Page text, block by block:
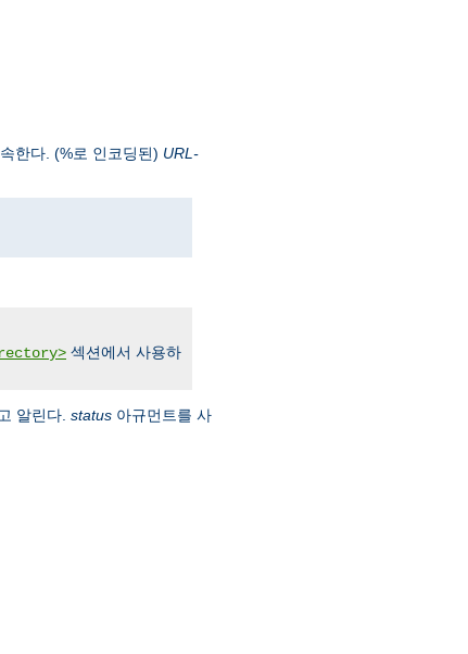
한다. (%로 인코딩된) URL-
섹션에서 사용하
알린다. status 아규먼트를 사